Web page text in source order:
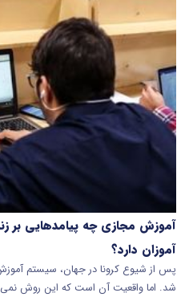
آموزش مجازی چه پیامدهایی بر
آموزان دارد؟
پس از شیوع کرونا در جهان، سیستم
شد. اما واقعیت آن است که این روش